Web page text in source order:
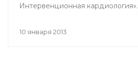
Интервенционная кардиология».
10 января 2013